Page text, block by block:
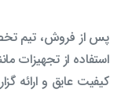
پس از فروش، تیم
استفاده از تجهیزات
کیفیت عایق و ارائه